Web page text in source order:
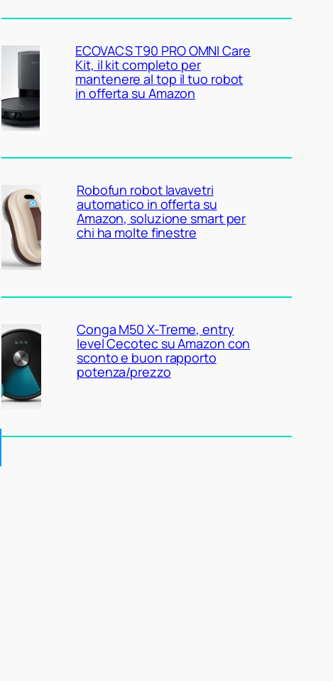
ECOVACS T90 PRO OMNI Care
Kit, il kit completo per
mantenere al top il tuo robot
in offerta su Amazon
Robofun robot lavavetri
automatico in offerta su
Amazon, soluzione smart per
chi ha molte finestre
Conga M50 X-Treme, entry
level Cecotec su Amazon con
sconto e buon rapporto
potenza/prezzo